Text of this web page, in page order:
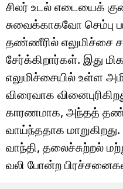
சிலர் உடல் எடையைக்
சுவைக்காகவோ செம்பு
தண்ணீரில் எலுமிச்சை
சேர்க்கிறார்கள். இது
எலுமிச்சையில் உள்ள
விரைவாக
காரணமாக, அந்தத்
வாய்ந்ததாக
வாந்தி, தலைச்சுற்றல்
வலி போன்ற